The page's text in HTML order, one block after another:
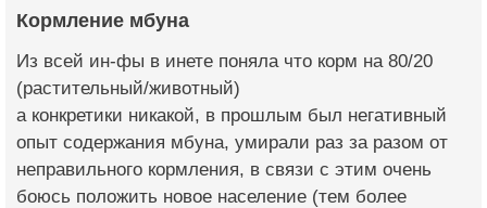
Кормление мбуна
Из всей ин-фы в инете поняла что корм на 80/20
(растительный/животный)
а конкретики никакой, в прошлым был негативный
опыт содержания мбуна, умирали раз за разом от
неправильного кормления, в связи с этим очень
боюсь положить новое население (тем более